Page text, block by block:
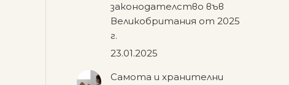
законодателство във
Великобритания от 2025
г.
23.01.2025
Самота и хранителни